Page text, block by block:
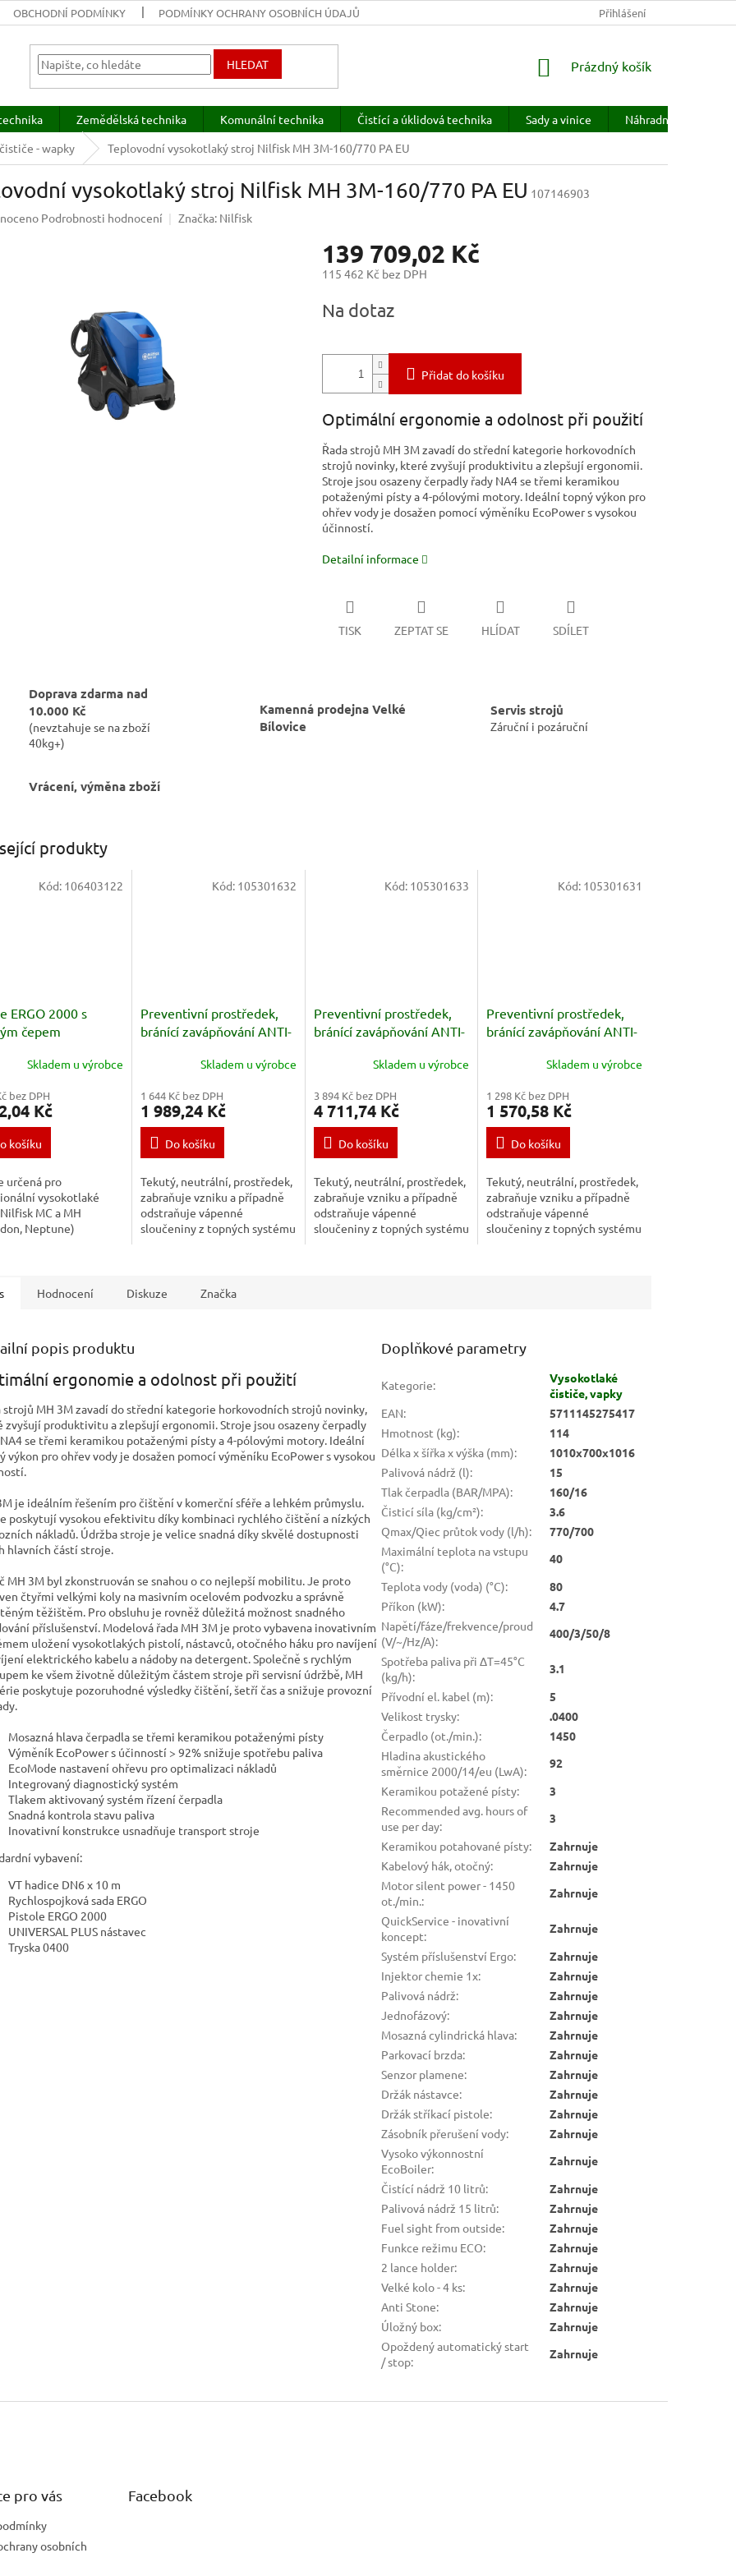
OBCHODNÍ PODMÍNKY PODMÍNKY OCHRANY OSOBNÍCH ÚDAJŮ PRODÁVANÉ ZNAČKY
Přihlášení
HLEDAT
NÁKUPNÍ
Prázdný košík
Zemědělská technika Komunální technika Čistící a úklidová technika Sady a vinice Náhradní díly
- wapky
Teplovodní vysokotlaký stroj Nilfisk MH 3M-160/770 PA EU
vysokotlaký stroj Nilfisk MH 3M-160/770 PA EU 107146903
Podrobnosti hodnocení Značka: Nilfisk
139 709,02 Kč
115 462 Kč bez DPH
cena:
Na dotaz
Přidat do košíku
Optimální ergonomie a odolnost při použití
Řada strojů MH 3M zavadí do střední kategorie horkovodních
strojů novinky, které zvyšují produktivitu a zlepšují ergonomii.
Stroje jsou osazeny čerpadly řady NA4 se třemi keramikou
potaženými písty a 4-pólovými motory. Ideální topný výkon pro
ohřev vody je dosažen pomocí výměníku EcoPower s vysokou
účinností.
Detailní informace
TISK ZEPTAT SE HLÍDAT SDÍLET
Doprava zdarma nad
10.000 Kč
(nevztahuje se na zboží
40kg+)
Kamenná prodejna Velké
Bílovice
Servis strojů
Záruční i pozáruční
Vrácení, výměna zboží
produkty
ERGO 2000 s
čepem
Skladem u výrobce
bez DPH
Kč
košíku
určená pro
vysokotlaké
MC a MH
Neptune)
Kód: 106403122
Preventivní prostředek,
bránící zavápňování ANTI-
Skladem u výrobce
1 644 Kč bez DPH
1 989,24 Kč
Do košíku
Tekutý, neutrální, prostředek,
zabraňuje vzniku a případně
odstraňuje vápenné
sloučeniny z topných systému
Kód: 105301632
Preventivní prostředek,
bránící zavápňování ANTI-
Skladem u výrobce
3 894 Kč bez DPH
4 711,74 Kč
Do košíku
Tekutý, neutrální, prostředek,
zabraňuje vzniku a případně
odstraňuje vápenné
sloučeniny z topných systému
Kód: 105301633
Preventivní prostředek,
bránící zavápňování ANTI-
Skladem u výrobce
1 298 Kč bez DPH
1 570,58 Kč
Do košíku
Tekutý, neutrální, prostředek,
zabraňuje vzniku a případně
odstraňuje vápenné
sloučeniny z topných systému
Kód: 105301631
Hodnocení Diskuze Značka
popis produktu
ergonomie a odolnost při použití
strojů MH 3M zavadí do střední kategorie horkovodních strojů novinky,
zvyšují produktivitu a zlepšují ergonomii. Stroje jsou osazeny čerpadly
se třemi keramikou potaženými písty a 4-pólovými motory. Ideální
výkon pro ohřev vody je dosažen pomocí výměníku EcoPower s vysokou
je ideálním řešením pro čištění v komerční sféře a lehkém průmyslu.
poskytují vysokou efektivitu díky kombinaci rychlého čištění a nízkých
nákladů. Údržba stroje je velice snadná díky skvělé dostupnosti
hlavních částí stroje.
MH 3M byl zkonstruován se snahou o co nejlepší mobilitu. Je proto
čtyřmi velkými koly na masivním ocelovém podvozku a správně
těžištěm. Pro obsluhu je rovněž důležitá možnost snadného
příslušenství. Modelová řada MH 3M je proto vybavena inovativním
uložení vysokotlakých pistolí, nástavců, otočného háku pro navíjení
elektrického kabelu a nádoby na detergent. Společně s rychlým
ke všem životně důležitým částem stroje při servisní údržbě, MH
poskytuje pozoruhodné výsledky čištění, šetří čas a snižuje provozní
Mosazná hlava čerpadla se třemi keramikou potaženými písty
Výměník EcoPower s účinností > 92% snižuje spotřebu paliva
EcoMode nastavení ohřevu pro optimalizaci nákladů
Integrovaný diagnostický systém
Tlakem aktivovaný systém řízení čerpadla
Snadná kontrola stavu paliva
Inovativní konstrukce usnadňuje transport stroje
vybavení:
VT hadice DN6 x 10 m
Rychlospojková sada ERGO
Pistole ERGO 2000
UNIVERSAL PLUS nástavec
Tryska 0400
Doplňkové parametry
Kategorie:
Vysokotlaké
čističe, vapky
EAN:
5711145275417
Hmotnost (kg):
114
Délka x šířka x výška (mm):
1010x700x1016
Palivová nádrž (l):
15
Tlak čerpadla (BAR/MPA):
160/16
Čisticí síla (kg/cm²):
3.6
Qmax/Qiec průtok vody (l/h):
770/700
Maximální teplota na vstupu
(°C):
40
Teplota vody (voda) (°C):
80
Příkon (kW):
4.7
Napětí/fáze/frekvence/proud
(V/~/Hz/A):
400/3/50/8
Spotřeba paliva při ΔT=45°C
(kg/h):
3.1
Přívodní el. kabel (m):
5
Velikost trysky:
.0400
Čerpadlo (ot./min.):
1450
Hladina akustického
směrnice 2000/14/eu (LwA):
92
Keramikou potažené písty:
3
Recommended avg. hours of
use per day:
3
Keramikou potahované písty:
Zahrnuje
Kabelový hák, otočný:
Zahrnuje
Motor silent power - 1450
ot./min.:
Zahrnuje
QuickService - inovativní
koncept:
Zahrnuje
Systém příslušenství Ergo:
Zahrnuje
Injektor chemie 1x:
Zahrnuje
Palivová nádrž:
Zahrnuje
Jednofázový:
Zahrnuje
Mosazná cylindrická hlava:
Zahrnuje
Parkovací brzda:
Zahrnuje
Senzor plamene:
Zahrnuje
Držák nástavce:
Zahrnuje
Držák stříkací pistole:
Zahrnuje
Zásobník přerušení vody:
Zahrnuje
Vysoko výkonnostní
EcoBoiler:
Zahrnuje
Čistící nádrž 10 litrů:
Zahrnuje
Palivová nádrž 15 litrů:
Zahrnuje
Fuel sight from outside:
Zahrnuje
Funkce režimu ECO:
Zahrnuje
2 lance holder:
Zahrnuje
Velké kolo - 4 ks:
Zahrnuje
Anti Stone:
Zahrnuje
Úložný box:
Zahrnuje
Opoždený automatický start
/ stop:
Zahrnuje
pro vás
osobních
Facebook